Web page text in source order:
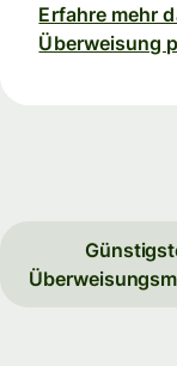
Erfahre mehr
Überweisung